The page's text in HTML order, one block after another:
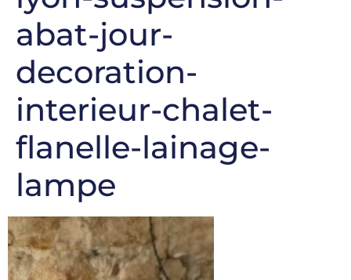
abat-jour-
decoration-
interieur-chalet-
flanelle-lainage-
lampe